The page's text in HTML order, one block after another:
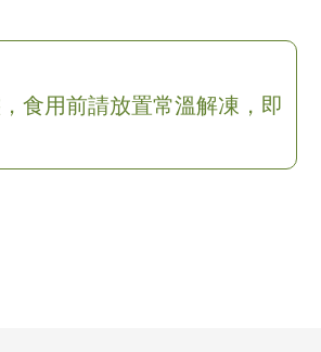
食用前請放置常溫解凍，即